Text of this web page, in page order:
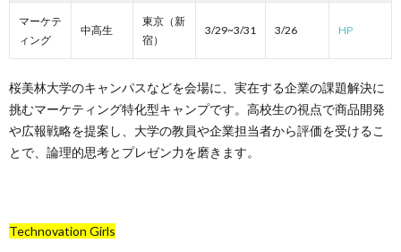
マーケテ
ィング
中高生
東京（新
宿）
3/29~3/31 3/26 HP
桜美林大学のキャンパスなどを会場に、実在する企業の課題解決に
挑むマーケティング特化型キャンプです。高校生の視点で商品開発
や広報戦略を提案し、大学の教員や企業担当者から評価を受けるこ
とで、論理的思考とプレゼン力を磨きます。
Technovation Girls